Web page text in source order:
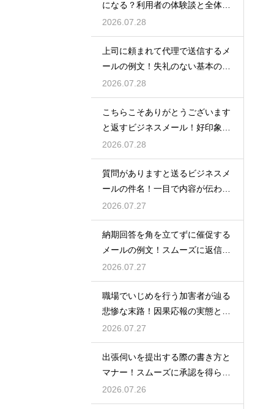
になる？利用者の体験談と全体の
流れ
2026.07.28
上司に頼まれて代理で送信するメ
ールの例文！失礼のない基本の書
き方
2026.07.28
こちらこそありがとうございます
と返すビジネスメール！好印象な
例文
2026.07.28
質問がありますと送るビジネスメ
ールの件名！一目で内容が伝わる
書き方
2026.07.27
納期回答を角を立てずに催促する
メールの例文！スムーズに返信を
もらう術
2026.07.27
職場でいじめを行う加害者が辿る
悲惨な末路！因果応報の実態と身
の守り方
2026.07.27
出張伺いを提出する際の書き方と
マナー！スムーズに承認を得られ
る例文
2026.07.26